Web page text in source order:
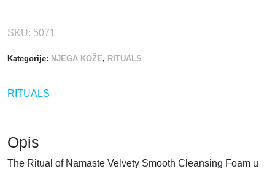
n
a
a
i
n
j
SKU: 5071
Kategorije: NJEGA KOŽE, RITUALS
RITUALS
Opis
The Ritual of Namaste Velvety Smooth Cleansing Foam u